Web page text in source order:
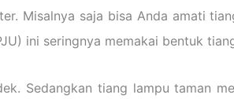
Misalnya saja bisa Anda amati
ini seringnya memakai bentuk
Sedangkan tiang lampu taman